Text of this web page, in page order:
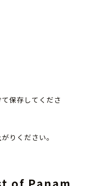
保存してくださ
りください。
of Panam